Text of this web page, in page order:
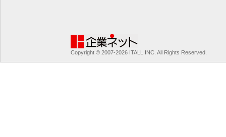
Copyright © 2007-2026 ITALL INC. All Rights Reserved.